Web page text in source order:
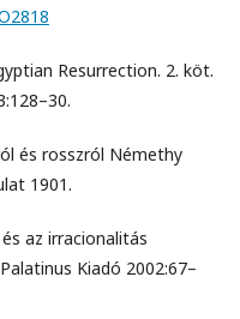
Resurrection. 2. köt.
és rosszról Némethy
1901.
az irracionalitás
Kiadó 2002:67–